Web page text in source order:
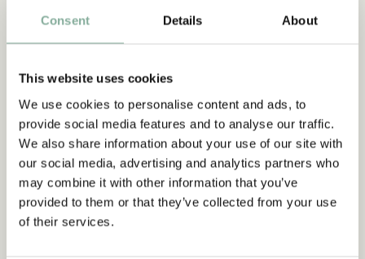
Consent Details About
This website uses cookies
We use cookies to personalise content and ads, to
provide social media features and to analyse our traffic.
We also share information about your use of our site with
our social media, advertising and analytics partners who
may combine it with other information that you’ve
provided to them or that they’ve collected from your use
of their services.
DVD „Ronja
Räubertochter“, Band 4/6
RONJA RÄUBERTOCHTER
4.95 EUR
IN DEN WARENKORB
DVD „Ronja
Räubertochter“, Band 6/6
RONJA RÄUBERTOCHTER
4.95 EUR